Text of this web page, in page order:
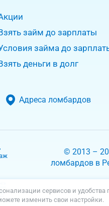
займ до зарплаты
займа до
деньги в долг
Адреса ломбардов
,
© 2013 –
ломбардов в
сервисов и удобства
изменить свои настройки.